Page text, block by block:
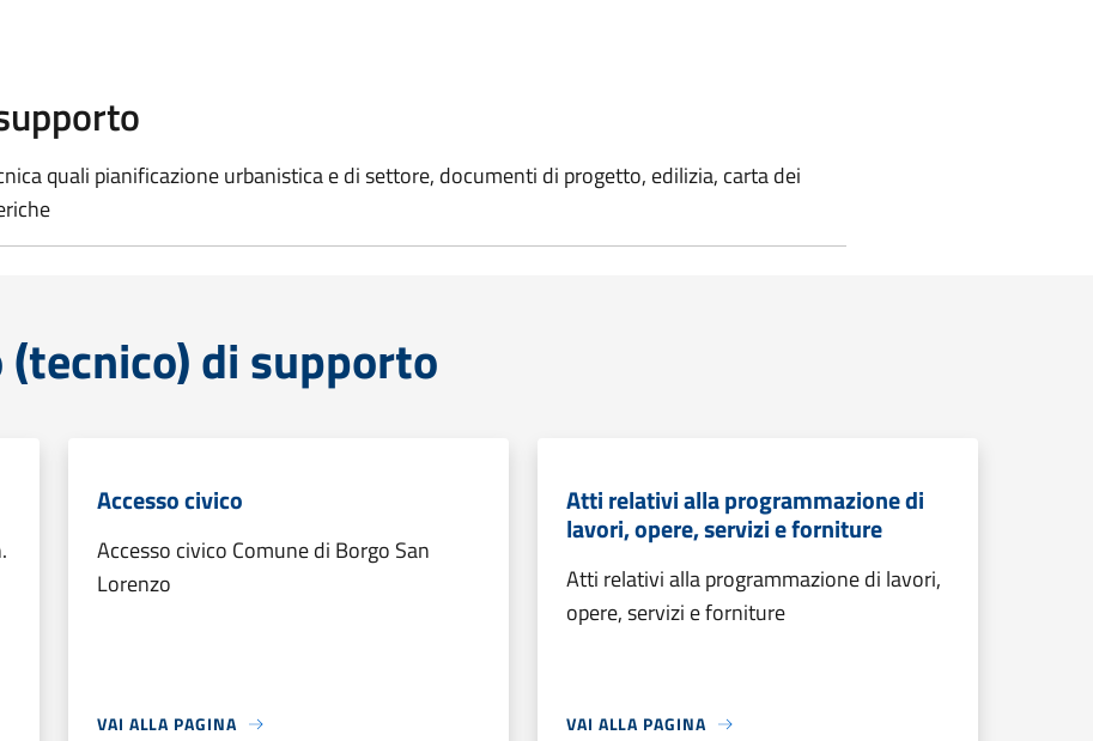
quali pianificazione urbanistica e di settore, documenti di progetto, edilizia, carta dei
di supporto
Accesso civico
Accesso civico Comune di Borgo San
Lorenzo
VAI ALLA PAGINA
Atti relativi alla programmazione di
lavori, opere, servizi e forniture
Atti relativi alla programmazione di lavori,
opere, servizi e forniture
VAI ALLA PAGINA